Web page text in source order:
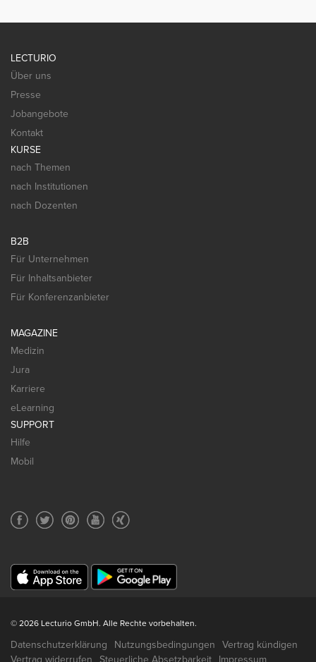
LECTURIO
Über uns
Presse
Jobangebote
Kontakt
KURSE
nach Themen
nach Institutionen
nach Dozenten
B2B
Für Unternehmen
Für Inhaltsanbieter
Für Konferenzanbieter
MAGAZINE
Medizin
Jura
Karriere
eLearning
SUPPORT
Hilfe
Mobil
© 2026 Lecturio GmbH. Alle Rechte vorbehalten.
Datenschutzerklärung Nutzungsbedingungen
Vertrag kündigen